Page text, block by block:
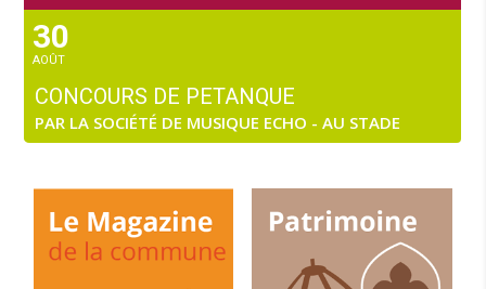
30
AOÛT
CONCOURS DE PETANQUE
PAR LA SOCIÉTÉ DE MUSIQUE ECHO - AU STADE